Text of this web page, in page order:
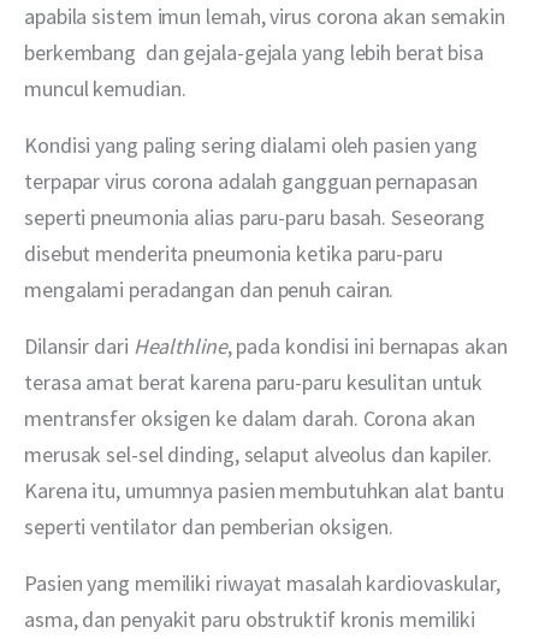
apabila sistem imun lemah, virus corona akan semakin
berkembang  dan gejala-gejala yang lebih berat bisa
muncul kemudian.
Kondisi yang paling sering dialami oleh pasien yang
terpapar virus corona adalah gangguan pernapasan
seperti pneumonia alias paru-paru basah. Seseorang
disebut menderita pneumonia ketika paru-paru
mengalami peradangan dan penuh cairan.
Dilansir dari Healthline, pada kondisi ini bernapas akan
terasa amat berat karena paru-paru kesulitan untuk
mentransfer oksigen ke dalam darah. Corona akan
merusak sel-sel dinding, selaput alveolus dan kapiler.
Karena itu, umumnya pasien membutuhkan alat bantu
seperti ventilator dan pemberian oksigen.
Pasien yang memiliki riwayat masalah kardiovaskular,
asma, dan penyakit paru obstruktif kronis memiliki